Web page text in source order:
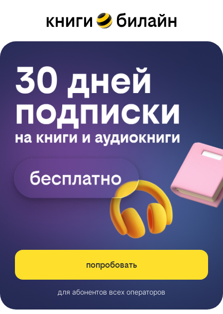
попробовать
для абонентов всех операторов